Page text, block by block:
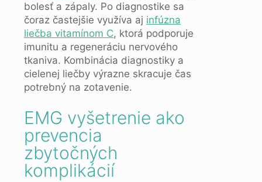
bolesť a zápaly. Po diagnostike sa
čoraz častejšie využíva aj infúzna
liečba vitamínom C, ktorá podporuje
imunitu a regeneráciu nervového
tkaniva. Kombinácia diagnostiky a
cielenej liečby výrazne skracuje čas
potrebný na zotavenie.
EMG vyšetrenie ako
prevencia
zbytočných
komplikácií